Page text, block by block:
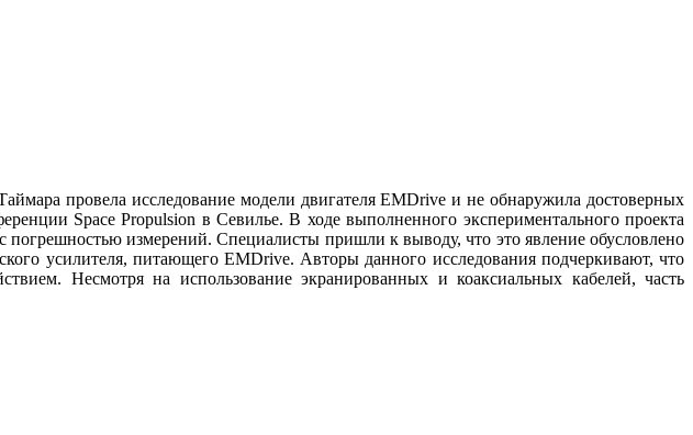
провела исследование модели двигателя EMDrive и не обнаружила достоверных
Space Propulsion в Севилье. В ходе выполненного экспериментального проекта
погрешностью измерений. Специалисты пришли к выводу, что это явление обусловлено
усилителя, питающего EMDrive. Авторы данного исследования подчеркивают, что
Несмотря на использование экранированных и коаксиальных кабелей, часть